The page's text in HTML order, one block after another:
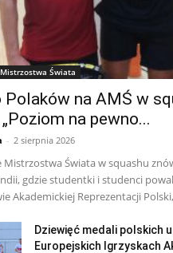
Świata
Polaków na AMŚ w
na pewno...
- 2 sierpnia 2026
Mistrzostwa Świata w squashu
gdzie studentki i studenci
Akademickiej Reprezentacji
Dziewięć medali polskich
Europejskich Igrzyskach